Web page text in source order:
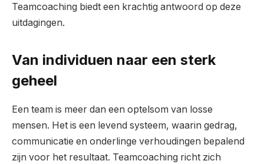
Teamcoaching biedt een krachtig antwoord op deze
uitdagingen.
Van individuen naar een sterk
geheel
Een team is meer dan een optelsom van losse
mensen. Het is een levend systeem, waarin gedrag,
communicatie en onderlinge verhoudingen bepalend
zijn voor het resultaat. Teamcoaching richt zich